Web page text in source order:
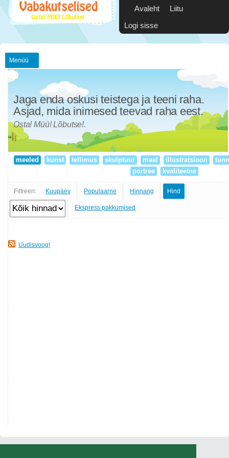
Avaleht
Liitu
Logi sisse
Menüü
Jaga enda oskusi teistega ja teeni raha.
Asjad, mida inimesed teevad raha eest.
Osta! Müü! Lõbutse!.
meeled kunst tellimus skulptuur maal illustratsioon
portree
kvaliteetne
Filtreeri: Kuupäev Populaarne Hinnang Hind
Ekspress pakkumised
Uudisvoog!